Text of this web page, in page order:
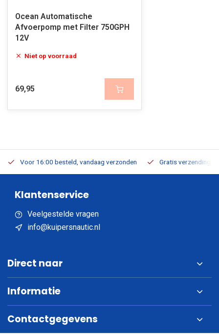
Ocean Automatische
Afvoerpomp met Filter 750GPH
12V
Niet op voorraad
69,95
Voor 16:00 besteld, vandaag verzonden Gratis verzending
Klantenservice
Veelgestelde vragen
info@kuipersnautic.nl
Direct naar
Informatie
Contactgegevens